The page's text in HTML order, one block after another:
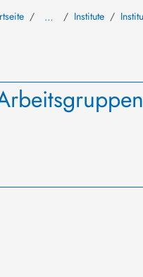
… Institute